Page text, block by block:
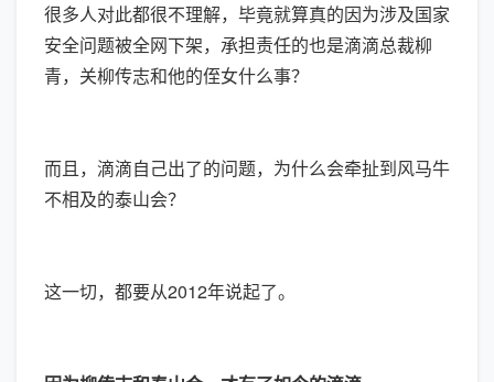
很多人对此都很不理解，毕竟就算真的因为涉及国家
安全问题被全网下架，承担责任的也是滴滴总裁柳
青，关柳传志和他的侄女什么事？
而且，滴滴自己出了的问题，为什么会牵扯到风马牛
不相及的泰山会？
这一切，都要从2012年说起了。